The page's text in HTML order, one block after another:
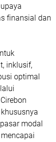
finansial dan
inklusif,
optimal
modal